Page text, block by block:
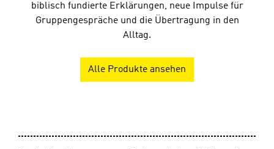
biblisch fundierte Erklärungen, neue Impulse für
Gruppengespräche und die Übertragung in den
Alltag.
Alle Produkte ansehen